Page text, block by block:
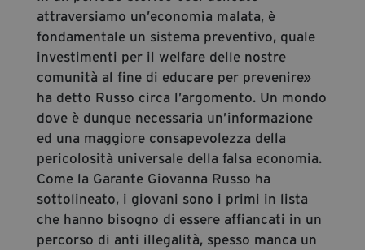
attraversiamo un’economia malata, è
fondamentale un sistema preventivo, quale
investimenti per il welfare delle nostre
comunità al fine di educare per prevenire»
ha detto Russo circa l’argomento. Un mondo
dove è dunque necessaria un’informazione
ed una maggiore consapevolezza della
pericolosità universale della falsa economia.
Come la Garante Giovanna Russo ha
sottolineato, i giovani sono i primi in lista
che hanno bisogno di essere affiancati in un
percorso di anti illegalità, spesso manca un